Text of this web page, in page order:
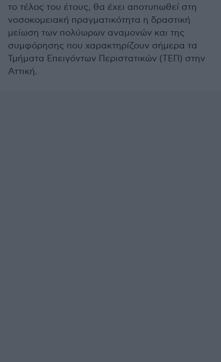
το τέλος του έτους, θα έχει αποτυπωθεί στη
νοσοκομειακή πραγματικότητα η δραστική
μείωση των πολύωρων αναμονών και της
συμφόρησης που χαρακτηρίζουν σήμερα τα
Τμήματα Επειγόντων Περιστατικών (ΤΕΠ) στην
Αττική.